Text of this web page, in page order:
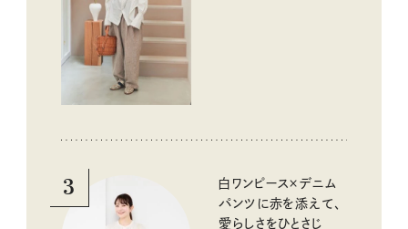
3
白ワンピース×デニム
パンツに赤を添えて、
愛らしさをひとさじ